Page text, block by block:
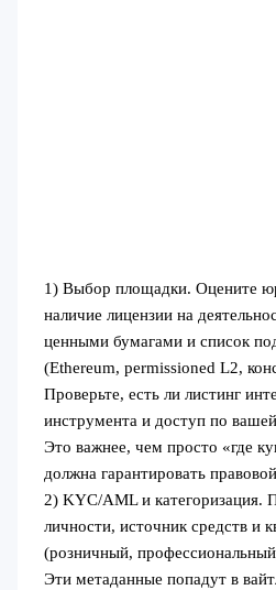
1) Выбор площадки. Оцените
наличие лицензии на
ценными бумагами и список
(Ethereum, permissioned L2,
Проверьте, есть ли листинг
инструмента и доступ по
Это важнее, чем просто «где
должна гарантировать
2) KYC/AML и категоризация.
личности, источник средств и
(розничный,
Эти метаданные попадут в